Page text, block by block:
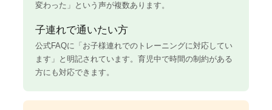
変わった」という声が複数あります。
子連れで通いたい方
公式FAQに「お子様連れでのトレーニングに対応してい
ます」と明記されています。育児中で時間の制約がある
方にも対応できます。